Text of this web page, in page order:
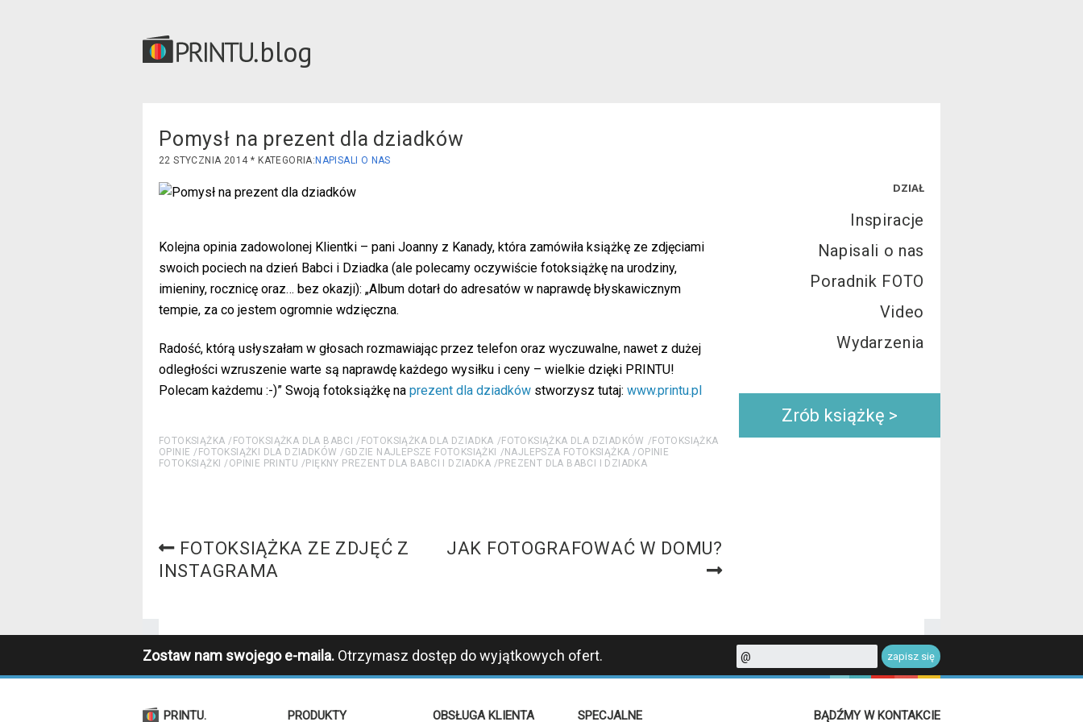
blog
Pomysł na prezent dla dziadków
22 STYCZNIA 2014 NAPISALI O NAS
Kolejna opinia zadowolonej Klientki – pani Joanny z Kanady, która zamówiła książkę ze zdjęciami
swoich pociech na dzień Babci i Dziadka (ale polecamy oczywiście fotoksiążkę na urodziny,
imieniny, rocznicę oraz… bez okazji): „Album dotarł do adresatów w naprawdę błyskawicznym
tempie, za co jestem ogromnie wdzięczna.
Radość, którą usłyszałam w głosach rozmawiając przez telefon oraz wyczuwalne, nawet z dużej
odległości wzruszenie warte są naprawdę każdego wysiłku i ceny – wielkie dzięki PRINTU!
Polecam każdemu :-)” Swoją fotoksiążkę na prezent dla dziadków stworzysz tutaj: www.printu.pl
FOTOKSIĄŻKA FOTOKSIĄŻKA DLA BABCI FOTOKSIĄŻKA DLA DZIADKA FOTOKSIĄŻKA DLA DZIADKÓW
FOTOKSIĄŻKA
OPINIE
FOTOKSIĄŻKI DLA DZIADKÓW GDZIE NAJLEPSZE FOTOKSIĄŻKI NAJLEPSZA FOTOKSIĄŻKA
OPINIE
FOTOKSIĄŻKI
OPINIE PRINTU PIĘKNY PREZENT DLA BABCI I DZIADKA PREZENT DLA BABCI I DZIADKA
FOTOKSIĄŻKA ZE ZDJĘĆ Z
INSTAGRAMA
JAK FOTOGRAFOWAĆ W DOMU?
DZIAŁ
Inspiracje
Napisali o nas
Poradnik FOTO
Video
Wydarzenia
Zrób książkę >
Zostaw nam swojego e-maila. Otrzymasz dostęp do wyjątkowych ofert.
PRINTU. PRODUKTY OBSŁUGA KLIENTA SPECJALNE BĄDŹMY W KONTAKCIE